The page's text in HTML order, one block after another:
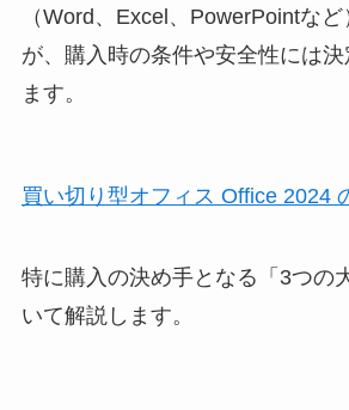
（Word、Excel、PowerPointな
が、購入時の条件や安全性には決
ます。
買い切り型オフィス Office 2024
特に購入の決め手となる「3つの
いて解説します。